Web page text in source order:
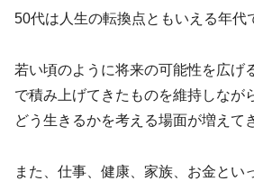
50代は人生の転換点ともいえる年代
若い頃のように将来の可能性を広げ
で積み上げてきたものを維持しなが
どう生きるかを考える場面が増えて
また、仕事、健康、家族、お金とい